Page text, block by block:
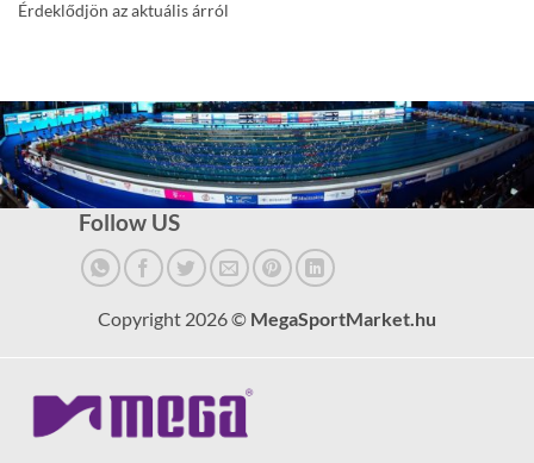
Érdeklődjön az aktuális árról
Follow US
Copyright 2026 © MegaSportMarket.hu